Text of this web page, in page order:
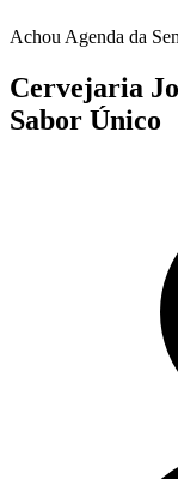
Achou Agenda da
Cervejaria
Sabor Único